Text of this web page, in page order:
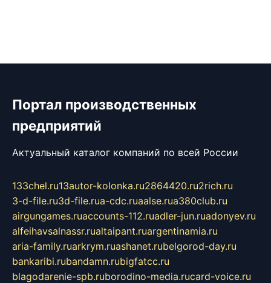
Портал производственных
предприятий
Актуальный каталог компаний по всей России
133chel.ru13autor-kolonka.ru2864420.ru2rich.ru
3-d-file.ru3d-file.rua-cdc.ruaalse.rua380club.ru
airgungames.ruaccounts-112.ruadler-jun.ruadonyev.ru
alfeihavsalnassr.rualtaipant.ruargentinamia.ru
aria-family.ruarkrym.ruashanet.rubelgorod-day.ru
bankaribi.rubandamn.rubigfatcc.ru
blagodarenie-spb.ruborodino-media.rucard-voice.ru